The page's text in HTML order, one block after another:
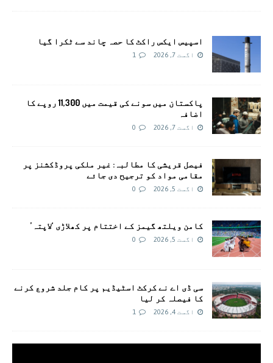
اسپیس ایکس راکٹ کا حصہ چاند سے ٹکرا گیا
اگست 7, 2026 1
پاکستان میں سونے کی قیمت میں 11,300 روپے کا
اضافہ
اگست 7, 2026 0
فیصل قریشی کا مطالبہ: غیر ملکی پروڈکشنز پر
مقامی مواد کو ترجیح دی جائے
اگست 5, 2026 0
کامن ویلتھ گیمز کے اختتام پر کھلاڑی ‘لاپتہ’
اگست 5, 2026 0
سی ڈی اے نے کرکٹ اسٹیڈیم پر کام جلد شروع کرنے
کا فیصلہ کر لیا
اگست 4, 2026 1